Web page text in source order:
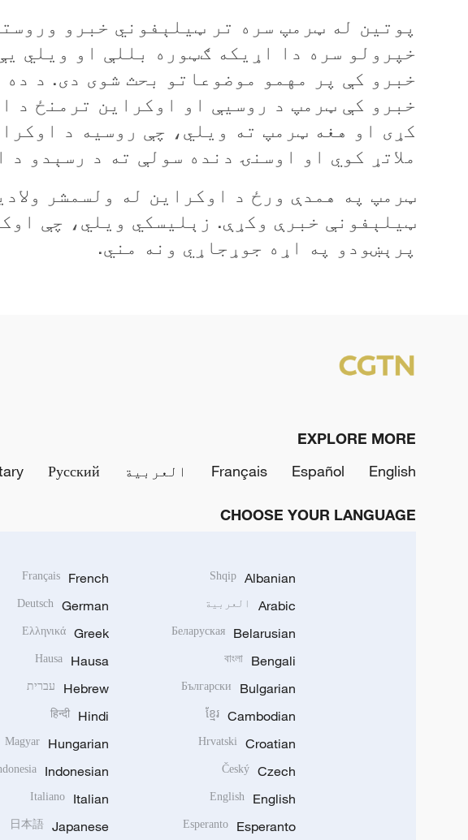
پوتين له ټرمپ سره تر ټيلېفوني خبرو
خپرولو سره دا اړیکه ګټوره بللې او ویلي
خبرو کې پر مهمو موضوعاتو بحث شوی دی. د
خبرو کې ټرمپ د روسيې او اوکراين ترمنځ د
کړی او هغه ټرمپ ته ويلي، چې روسيه د
ملاتړ کوي او اوسنۍ دنده سولې ته د رسېدو
ټرمپ په همدې ورځ د اوکراين له ولسمشر
ټيلېفونې خبرې وکړې. زېليسکي ويلي، چې
پرېښودو په اړه جوړجاړي ونه مني.
EXPLORE MORE
English
Español
Français العربية Русский
CHOOSE YOUR LANGUAGE
Albanian
Shqip
Arabic العربية
Belarusian
Беларуская
Bengali
বাংলা
Bulgarian
Български
Cambodian
ខ្មែរ
Croatian
Hrvatski
Czech
Český
English
English
Esperanto
Esperanto
French
Français
German
Deutsch
Greek
Ελληνικά
Hausa
Hausa
Hebrew עברית
Hindi
हिन्दी
Hungarian
Magyar
Indonesian
Italian
Italiano
Japanese
日本語